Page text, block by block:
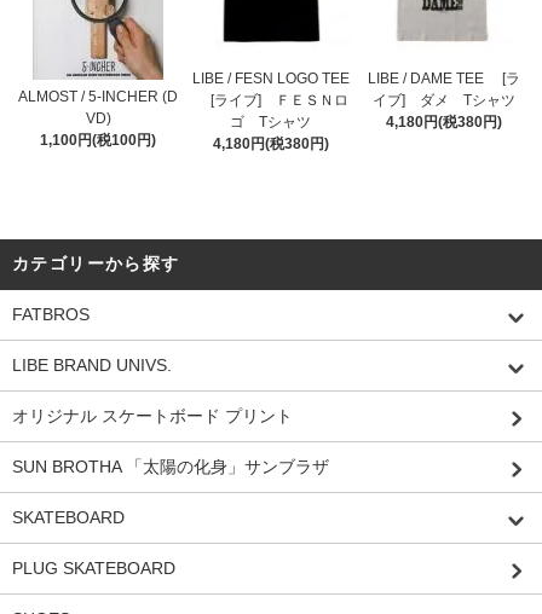
ALMOST / 5-INCHER (D
VD)
1,100円(税100円)
LIBE / FESN LOGO TEE
[ライブ] ＦＥＳＮロ
ゴ Tシャツ
4,180円(税380円)
LIBE / DAME TEE [ラ
イブ] ダメ Tシャツ
4,180円(税380円)
カテゴリーから探す
FATBROS
LIBE BRAND UNIVS.
オリジナル スケートボード プリント
SUN BROTHA 「太陽の化身」サンブラザ
SKATEBOARD
PLUG SKATEBOARD